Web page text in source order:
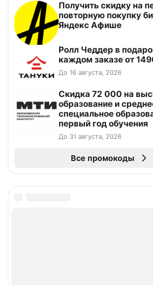
Получить скидку на
повторную покупку
Яндекс Афише
Ролл Чеддер в
каждом заказе от
До 16 августа, 2026
Скидка 72 000 на
образование и
специальное
первый год обучения
До 31 августа, 2026
Все промокоды